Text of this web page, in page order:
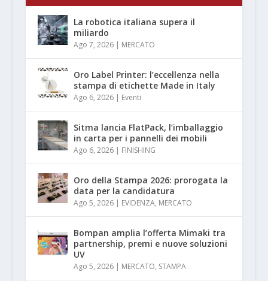
La robotica italiana supera il
miliardo
Ago 7, 2026| MERCATO
Oro Label Printer: l’eccellenza nella
stampa di etichette Made in Italy
Ago 6, 2026| Eventi
Sitma lancia FlatPack, l’imballaggio
in carta per i pannelli dei mobili
Ago 6, 2026| FINISHING
Oro della Stampa 2026: prorogata la
data per la candidatura
Ago 5, 2026| EVIDENZA, MERCATO
Bompan amplia l’offerta Mimaki tra
partnership, premi e nuove soluzioni
UV
Ago 5, 2026| MERCATO, STAMPA